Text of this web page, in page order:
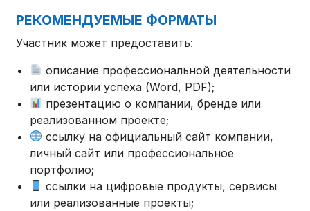
РЕКОМЕНДУЕМЫЕ ФОРМАТЫ
Участник может предоставить:
описание профессиональной деятельности
или истории успеха (Word, PDF);
презентацию о компании, бренде или
реализованном проекте;
ссылку на официальный сайт компании,
личный сайт или профессиональное
портфолио;
ссылки на цифровые продукты, сервисы
или реализованные проекты;